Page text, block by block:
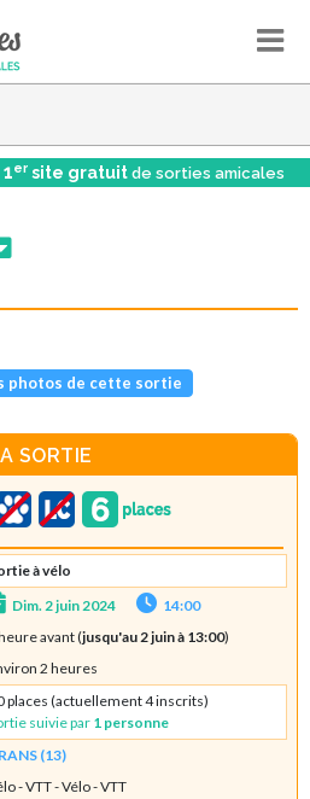
1er site gratuit de sorties amicales
photos de cette sortie
SORTIE
à vélo
Dim. 2 juin 2024
14:00
avant (jusqu'au 2 juin à 13:00)
2 heures
places (actuellement 4 inscrits)
suivie par1 personne
(13)
- VTT- Vélo - VTT